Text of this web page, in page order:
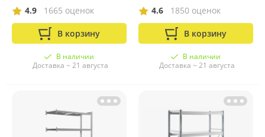
4.9
1665 оценок
В корзину
В наличии
Доставка ~ 21 августа
4.6
1850 оценок
В корзину
В наличии
Доставка ~ 21 августа